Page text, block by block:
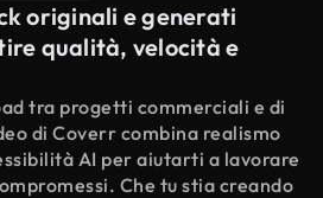
originali e generati
qualità, velocità e
tra progetti commerciali e di
di Coverr combina realismo
AI per aiutarti a lavorare
Che tu stia creando